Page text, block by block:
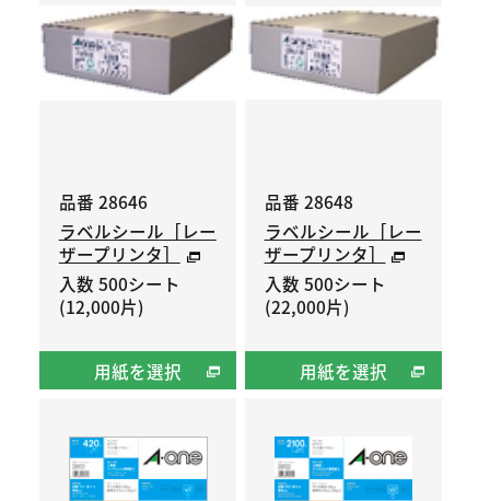
品番 28646
ラベルシール［レー
ザープリンタ］
入数 500シート
(12,000片)
用紙を選択
品番 28648
ラベルシール［レー
ザープリンタ］
入数 500シート
(22,000片)
用紙を選択